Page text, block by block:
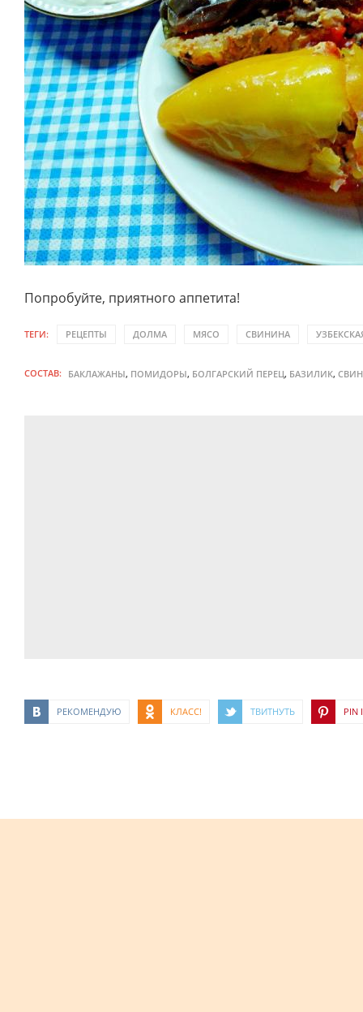
Попробуйте, приятного аппетита!
ТЕГИ: РЕЦЕПТЫ ДОЛМА МЯСО СВИНИНА
СОСТАВ: БАКЛАЖАНЫ, ПОМИДОРЫ, БОЛГАРСКИЙ ПЕРЕЦ, БАЗИЛИК,
РЕКОМЕНДУЮ КЛАСС! ТВИТНУТЬ PIN